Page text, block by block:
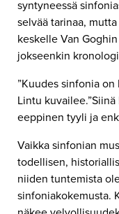
syntyneessä
selvää tarinaa,
keskelle Van
jokseenkin
”Kuudes sinfonia on
Lintu
eeppinen tyyli ja
Vaikka sinfonian
todellisen,
niiden tuntemista
sinfoniakokemusta.